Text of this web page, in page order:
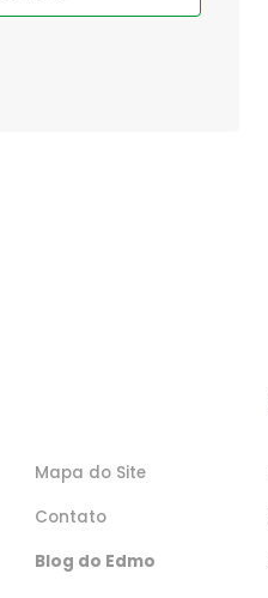
Mapa do Site
Contato
Blog do Edmo